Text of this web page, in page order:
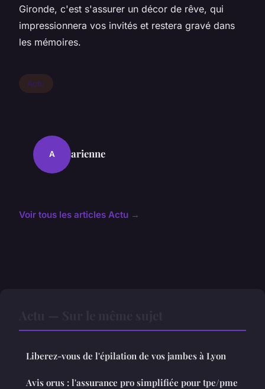
Gironde, c'est s'assurer un décor de rêve, qui
impressionnera vos invités et restera gravé dans
les mémoires.
Actu
A arienne
Voir tous les articles Actu →
Liberez-vous de l'épilation de vos jambes à Lyon
Avis orus : l'assurance pro simplifiée pour tpe/pme